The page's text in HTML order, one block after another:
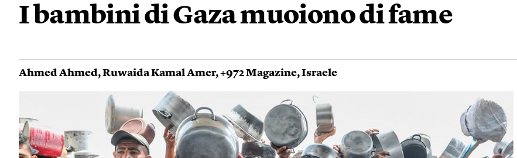
I bambini di Gaza muoiono di fame
Ahmed Ahmed,Ruwaida Kamal Amer,+972 Magazine,Israele